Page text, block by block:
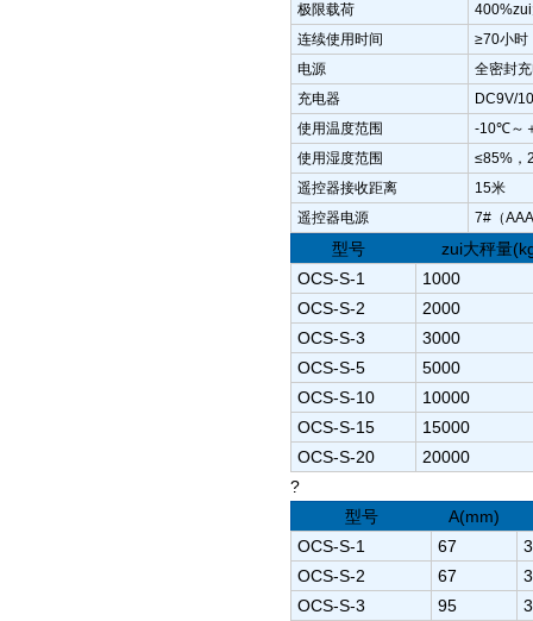
极限载荷
连续使用时间
≥70小
电源
全密封
充电器
DC9V/
使用温度范围
-10℃～
使用湿度范围
≤85%
遥控器接收距离
15米
遥控器电源
7#（
型号
zui大秤量
OCS-S-1
1000
OCS-S-2
2000
OCS-S-3
3000
OCS-S-5
5000
OCS-S-10
10000
OCS-S-15
15000
OCS-S-20
20000
?
型号
A(mm)
OCS-S-1
67
OCS-S-2
67
OCS-S-3
95